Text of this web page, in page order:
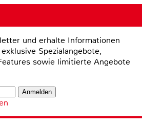
und erhalte Informationen
Spezialangebote,
sowie limitierte Angebote